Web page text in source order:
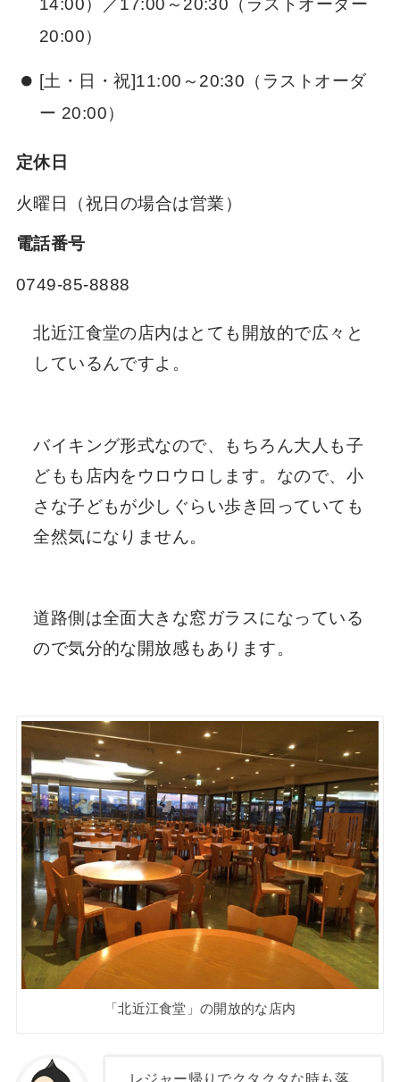
14:00）／17:00～20:30（ラストオーダー
20:00）
[土・日・祝]11:00～20:30（ラストオーダ
ー 20:00）
定休日
火曜日（祝日の場合は営業）
電話番号
0749-85-8888
北近江食堂の店内はとても開放的で広々と
しているんですよ。
バイキング形式なので、もちろん大人も子
どもも店内をウロウロします。なので、小
さな子どもが少しぐらい歩き回っていても
全然気になりません。
道路側は全面大きな窓ガラスになっている
ので気分的な開放感もあります。
「北近江食堂」の開放的な店内
レジャー帰りでクタクタな時も落